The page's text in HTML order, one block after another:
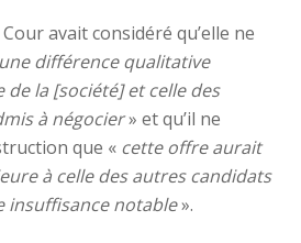
avait considéré qu’elle ne
différence qualitative
de la [société] et celle des
à négocier» et qu’il ne
que « cette offre aurait
à celle des autres candidats
insuffisance notable».